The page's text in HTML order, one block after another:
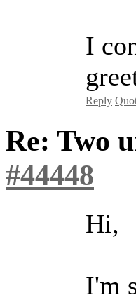
I
Reply
Re: Two
#44448
Hi,
I'm